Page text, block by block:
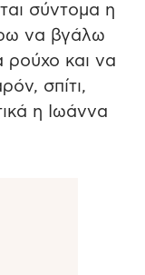
σύντομα η
να βγάλω
ρούχο και να
σπίτι,
η Ιωάννα